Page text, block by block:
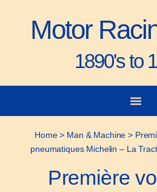
Motor
1890's to
Home> Man & Machine >
pneumatiques Michelin – La
Première